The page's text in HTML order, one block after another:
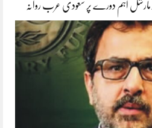
مارشل اہم دورے پر سعودی عرب روانہ